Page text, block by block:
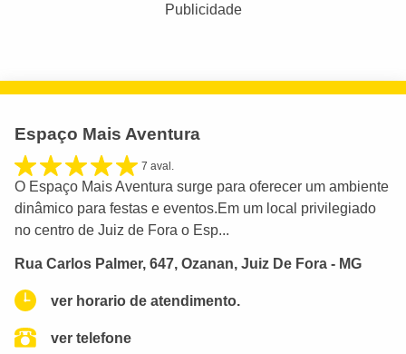
Publicidade
Espaço Mais Aventura
7 aval.
O Espaço Mais Aventura surge para oferecer um ambiente
dinâmico para festas e eventos.Em um local privilegiado
no centro de Juiz de Fora o Esp...
Rua Carlos Palmer, 647, Ozanan, Juiz De Fora - MG
ver horario de atendimento.
ver telefone